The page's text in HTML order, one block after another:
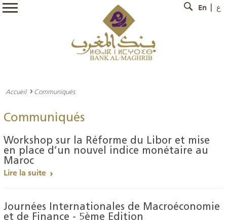
En ع
Accueil Communiqués
Communiqués
Workshop sur la Réforme du Libor et mise
en place d’un nouvel indice monétaire au
Maroc
Lire la suite
Journées Internationales de Macroéconomie
et de Finance - 5ème Edition